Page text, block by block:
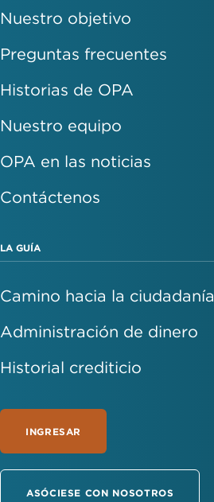
Nuestro objetivo
Preguntas frecuentes
Historias de OPA
Nuestro equipo
OPA en las noticias
Contáctenos
LA GUÍA
Camino hacia la ciudadanía
Administración de dinero
Historial crediticio
INGRESAR
ASÓCIESE CON NOSOTROS